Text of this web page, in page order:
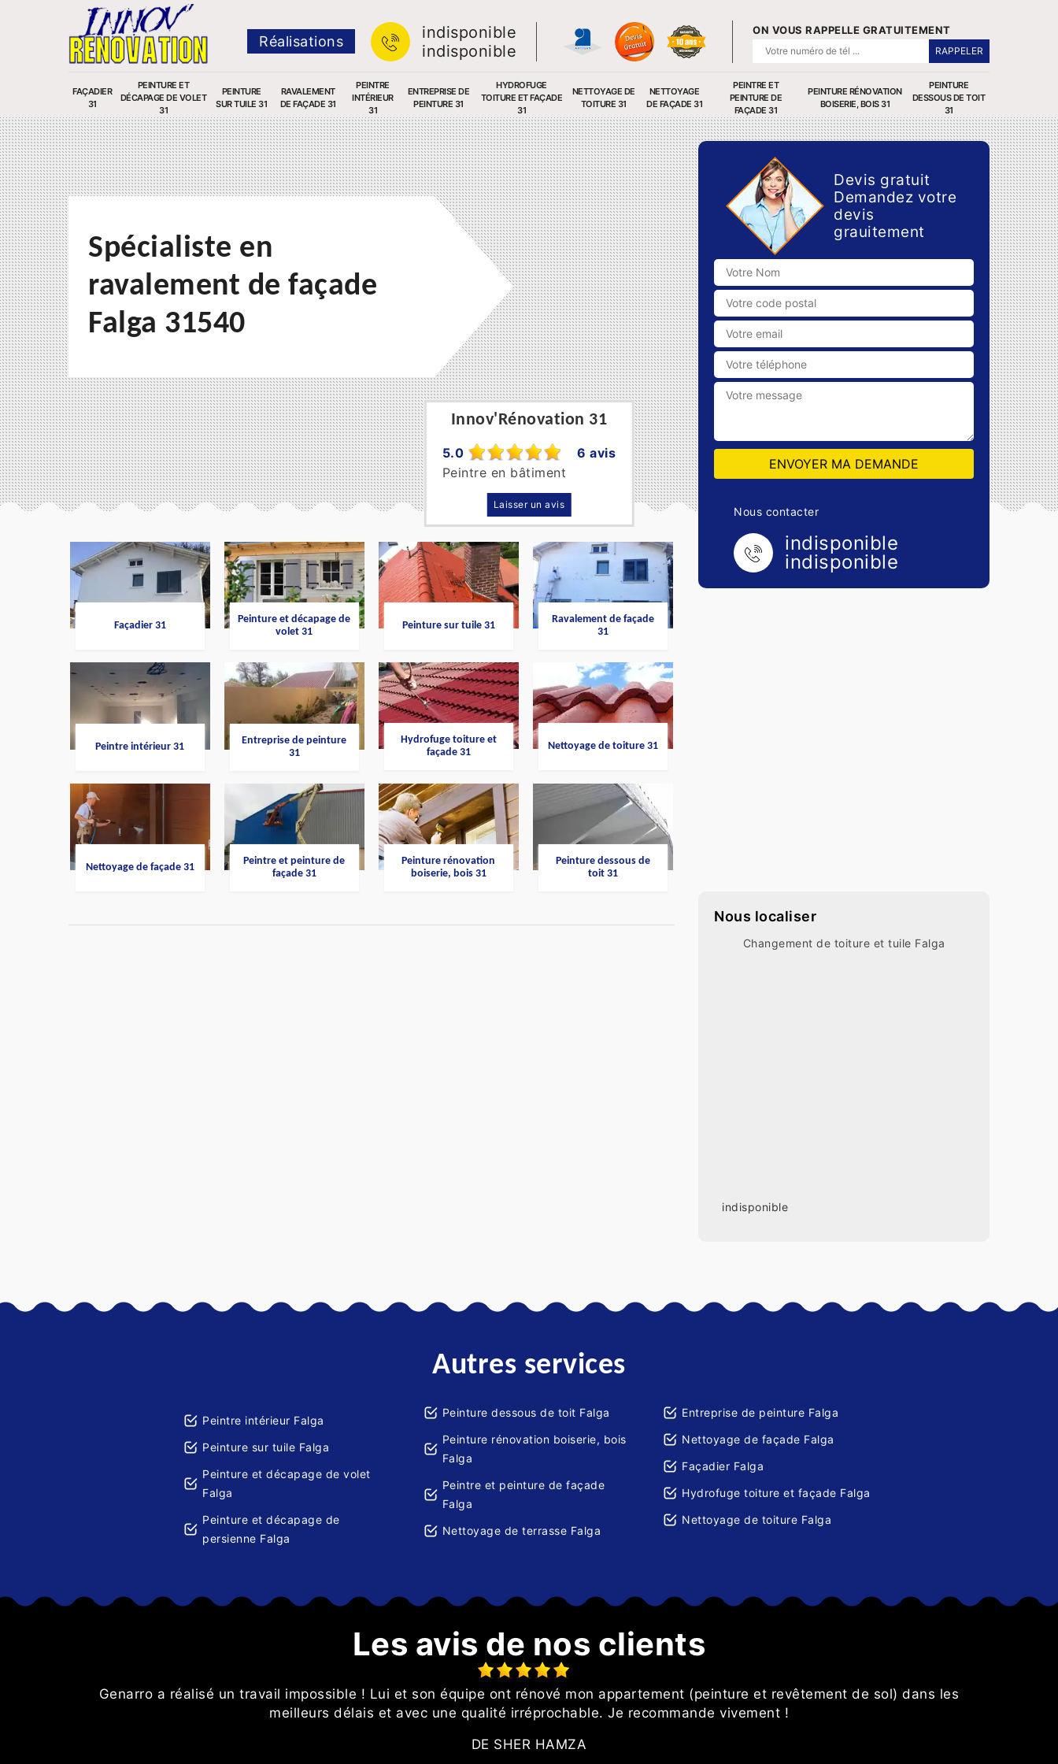
Réalisations
indisponible
indisponible
ON VOUS RAPPELLE GRATUITEMENT
FAÇADIER
31
PEINTURE ET
DÉCAPAGE DE VOLET
31
PEINTURE
SUR TUILE 31
RAVALEMENT
DE FAÇADE 31
PEINTRE
INTÉRIEUR
31
ENTREPRISE DE
PEINTURE 31
HYDROFUGE
TOITURE ET FAÇADE
31
NETTOYAGE DE
TOITURE 31
NETTOYAGE
DE FAÇADE 31
PEINTRE ET
PEINTURE DE
FAÇADE 31
PEINTURE RÉNOVATION
BOISERIE, BOIS 31
PEINTURE
DESSOUS DE TOIT
31
Innov'Rénovation 31
5.0
6 avis
Peintre en bâtiment
Laisser un avis
Spécialiste en
ravalement de façade
Falga 31540
Façadier 31
Peinture et décapage de
volet 31
Peinture sur tuile 31
Ravalement de façade
31
Peintre intérieur 31
Entreprise de peinture
31
Hydrofuge toiture et
façade 31
Nettoyage de toiture 31
Nettoyage de façade 31
Peintre et peinture de
façade 31
Peinture rénovation
boiserie, bois 31
Peinture dessous de
toit 31
Devis gratuit
Demandez votre
devis
grauitement
Nous contacter
indisponible
indisponible
Nous localiser
Changement de toiture et tuile Falga
indisponible
Autres services
Peintre intérieur Falga
Peinture sur tuile Falga
Peinture et décapage de volet
Falga
Peinture et décapage de
persienne Falga
Peinture dessous de toit Falga
Peinture rénovation boiserie, bois
Falga
Peintre et peinture de façade
Falga
Nettoyage de terrasse Falga
Entreprise de peinture Falga
Nettoyage de façade Falga
Façadier Falga
Hydrofuge toiture et façade Falga
Nettoyage de toiture Falga
Les avis de nos clients
Genarro a réalisé un travail impossible ! Lui et son équipe ont rénové mon appartement (peinture et revêtement de sol) dans les
meilleurs délais et avec une qualité irréprochable. Je recommande vivement !
DE SHER HAMZA